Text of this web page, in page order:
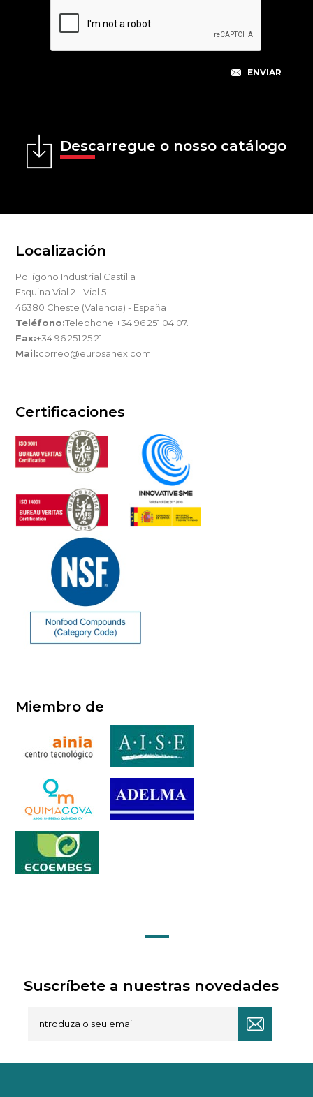
Descarregue o nosso catálogo
Localización
Pollígono Industrial Castilla
Esquina Vial 2 - Vial 5
46380 Cheste (Valencia) - España
Teléfono:Telephone +34 96 251 04 07.
Fax:+34 96 251 25 21
Mail:correo@eurosanex.com
Certificaciones
Miembro de
Suscríbete a nuestras novedades